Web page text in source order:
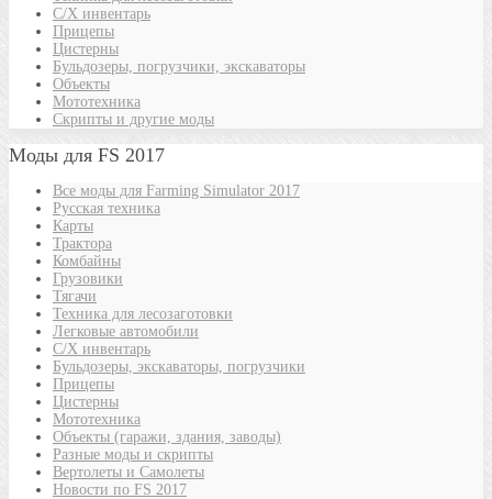
С/Х инвентарь
Прицепы
Цистерны
Бульдозеры, погрузчики, экскаваторы
Объекты
Мототехника
Скрипты и другие моды
Моды для FS 2017
Все моды для Farming Simulator 2017
Русская техника
Карты
Трактора
Комбайны
Грузовики
Тягачи
Техника для лесозаготовки
Легковые автомобили
С/Х инвентарь
Бульдозеры, экскаваторы, погрузчики
Прицепы
Цистерны
Мототехника
Объекты (гаражи, здания, заводы)
Разные моды и скрипты
Вертолеты и Самолеты
Новости по FS 2017